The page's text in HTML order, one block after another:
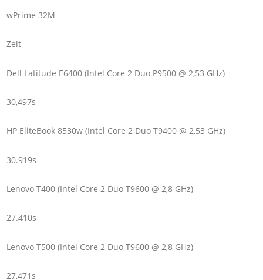
wPrime 32M
Zeit
Dell Latitude E6400 (Intel Core 2 Duo P9500 @ 2,53 GHz)
30,497s
HP EliteBook 8530w (Intel Core 2 Duo T9400 @ 2,53 GHz)
30.919s
Lenovo T400 (Intel Core 2 Duo T9600 @ 2,8 GHz)
27.410s
Lenovo T500 (Intel Core 2 Duo T9600 @ 2,8 GHz)
27,471s